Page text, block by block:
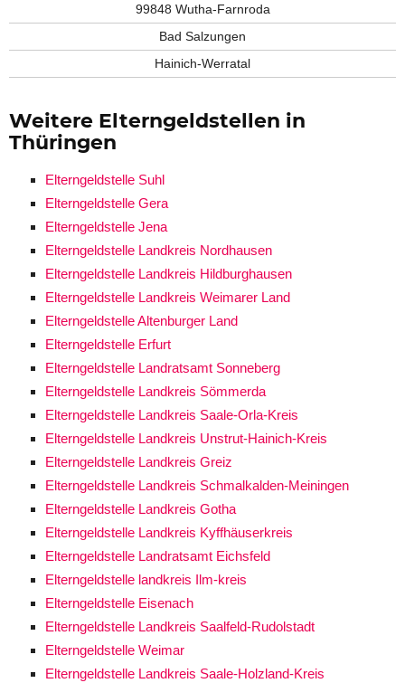
99848 Wutha-Farnroda
Bad Salzungen
Hainich-Werratal
Weitere Elterngeldstellen in
Thüringen
Elterngeldstelle Suhl
Elterngeldstelle Gera
Elterngeldstelle Jena
Elterngeldstelle Landkreis Nordhausen
Elterngeldstelle Landkreis Hildburghausen
Elterngeldstelle Landkreis Weimarer Land
Elterngeldstelle Altenburger Land
Elterngeldstelle Erfurt
Elterngeldstelle Landratsamt Sonneberg
Elterngeldstelle Landkreis Sömmerda
Elterngeldstelle Landkreis Saale-Orla-Kreis
Elterngeldstelle Landkreis Unstrut-Hainich-Kreis
Elterngeldstelle Landkreis Greiz
Elterngeldstelle Landkreis Schmalkalden-Meiningen
Elterngeldstelle Landkreis Gotha
Elterngeldstelle Landkreis Kyffhäuserkreis
Elterngeldstelle Landratsamt Eichsfeld
Elterngeldstelle landkreis Ilm-kreis
Elterngeldstelle Eisenach
Elterngeldstelle Landkreis Saalfeld-Rudolstadt
Elterngeldstelle Weimar
Elterngeldstelle Landkreis Saale-Holzland-Kreis